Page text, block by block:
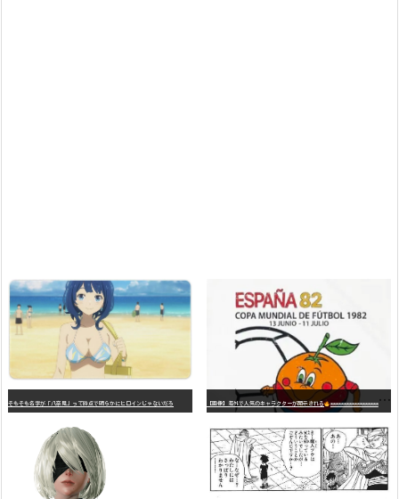
そもそも名字が「八奈見」って時点で明らかにヒロインじゃないだろ 【画像】海外で人気のキャラクターが開示される wwwwwwwwwwwwwwwwwwwwwwwwwwwwwwwwwwwwwwwwwwwwwwwww